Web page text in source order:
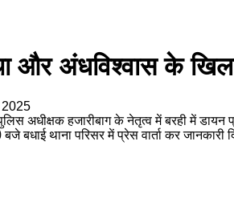
और अंधविश्वास के
2025
अधीक्षक हजारीबाग के नेतृत्व में बरही में
बधाई थाना परिसर में प्रेस वार्ता कर जानकारी